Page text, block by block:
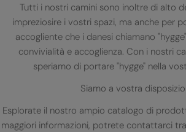
Tutti i nostri camini sono inoltre di alto
impreziosire i vostri spazi, ma anche per
accogliente che i danesi chiamano
convivialità e accoglienza. Con i nostri
speriamo di portare "hygge" nella
Siamo a vostra
Esplorate il nostro ampio catalogo di
maggiori informazioni, potrete contattarci